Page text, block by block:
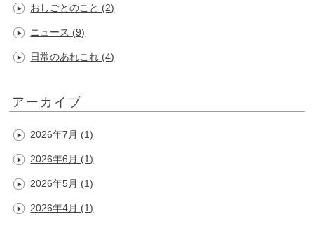
おしごとのこと (2)
ニュース (9)
日常のあれこれ (4)
アーカイブ
2026年7月 (1)
2026年6月 (1)
2026年5月 (1)
2026年4月 (1)